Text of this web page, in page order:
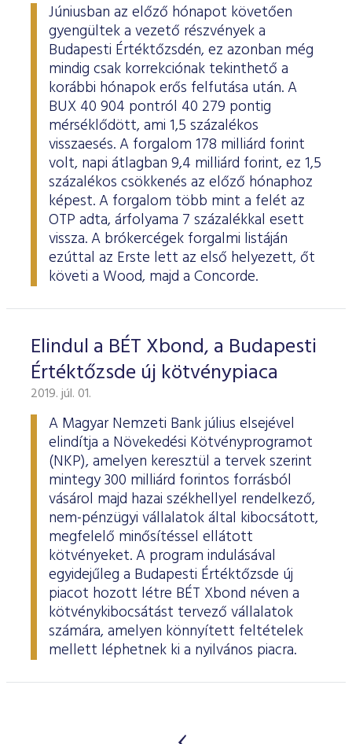
Júniusban az előző hónapot követően
gyengültek a vezető részvények a
Budapesti Értéktőzsdén, ez azonban még
mindig csak korrekciónak tekinthető a
korábbi hónapok erős felfutása után. A
BUX 40 904 pontról 40 279 pontig
mérséklődött, ami 1,5 százalékos
visszaesés. A forgalom 178 milliárd forint
volt, napi átlagban 9,4 milliárd forint, ez 1,5
százalékos csökkenés az előző hónaphoz
képest. A forgalom több mint a felét az
OTP adta, árfolyama 7 százalékkal esett
vissza. A brókercégek forgalmi listáján
ezúttal az Erste lett az első helyezett, őt
követi a Wood, majd a Concorde.
Elindul a BÉT Xbond, a Budapesti
Értéktőzsde új kötvénypiaca
2019. júl. 01.
A Magyar Nemzeti Bank július elsejével
elindítja a Növekedési Kötvényprogramot
(NKP), amelyen keresztül a tervek szerint
mintegy 300 milliárd forintos forrásból
vásárol majd hazai székhellyel rendelkező,
nem-pénzügyi vállalatok által kibocsátott,
megfelelő minősítéssel ellátott
kötvényeket. A program indulásával
egyidejűleg a Budapesti Értéktőzsde új
piacot hozott létre BÉT Xbond néven a
kötvénykibocsátást tervező vállalatok
számára, amelyen könnyített feltételek
mellett léphetnek ki a nyilvános piacra.